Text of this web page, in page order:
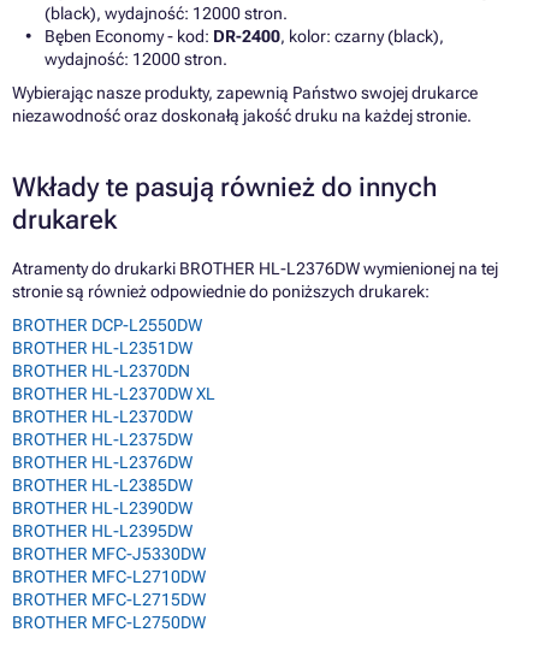
(black), wydajność: 12000 stron.
Bęben Economy - kod: DR-2400, kolor: czarny (black),
wydajność: 12000 stron.
Wybierając nasze produkty, zapewnią Państwo swojej drukarce
niezawodność oraz doskonałą jakość druku na każdej stronie.
Wkłady te pasują również do innych
drukarek
Atramenty do drukarki BROTHER HL-L2376DW wymienionej na tej
stronie są również odpowiednie do poniższych drukarek:
BROTHER DCP-L2550DW
BROTHER HL-L2351DW
BROTHER HL-L2370DN
BROTHER HL-L2370DW XL
BROTHER HL-L2370DW
BROTHER HL-L2375DW
BROTHER HL-L2376DW
BROTHER HL-L2385DW
BROTHER HL-L2390DW
BROTHER HL-L2395DW
BROTHER MFC-J5330DW
BROTHER MFC-L2710DW
BROTHER MFC-L2715DW
BROTHER MFC-L2750DW